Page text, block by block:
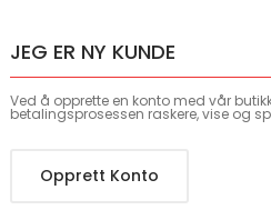
JEG ER NY KUNDE
Ved å opprette en konto med vår
betalingsprosessen raskere, vise og
Opprett Konto